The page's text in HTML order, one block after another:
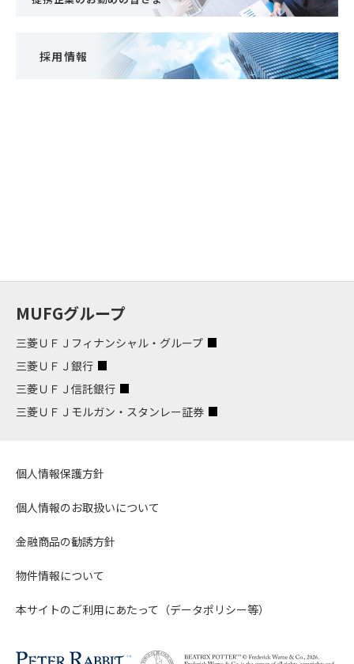
採用情報
MUFGグループ
三菱ＵＦＪフィナンシャル・グループ
三菱ＵＦＪ銀行
三菱ＵＦＪ信託銀行
三菱ＵＦＪモルガン・スタンレー証券
個人情報保護方針
個人情報のお取扱いについて
金融商品の勧誘方針
物件情報について
本サイトのご利用にあたって（データポリシー等）